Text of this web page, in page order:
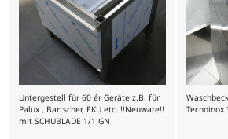
Untergestell für 60 ér Geräte z.B. für
Palux , Bartscher, EKU etc. !!Neuware!!
mit SCHUBLADE 1/1 GN
Tecnoinox